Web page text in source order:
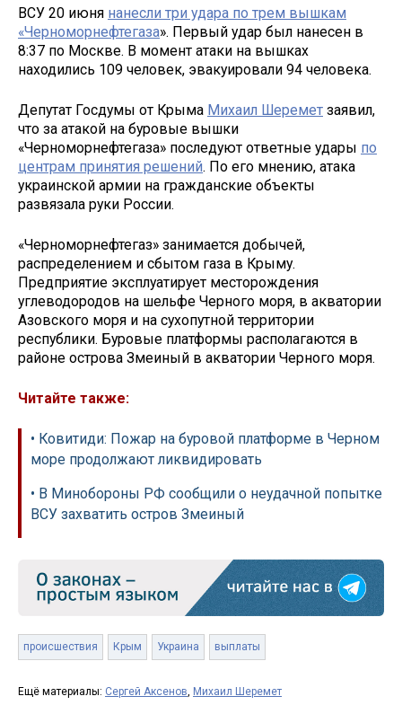
ВСУ 20 июня нанесли три удара по трем вышкам
«Черноморнефтегаза». Первый удар был нанесен в
8:37 по Москве. В момент атаки на вышках
находились 109 человек, эвакуировали 94 человека.
Депутат Госдумы от Крыма Михаил Шеремет заявил,
что за атакой на буровые вышки
«Черноморнефтегаза» последуют ответные удары по
центрам принятия решений. По его мнению, атака
украинской армии на гражданские объекты
развязала руки России.
«Черноморнефтегаз» занимается добычей,
распределением и сбытом газа в Крыму.
Предприятие эксплуатирует месторождения
углеводородов на шельфе Черного моря, в акватории
Азовского моря и на сухопутной территории
республики. Буровые платформы располагаются в
районе острова Змеиный в акватории Черного моря.
Читайте также:
• Ковитиди: Пожар на буровой платформе в Черном
море продолжают ликвидировать
• В Минобороны РФ сообщили о неудачной попытке
ВСУ захватить остров Змеиный
происшествия Крым Украина выплаты
Ещё материалы: Сергей Аксенов Михаил Шеремет